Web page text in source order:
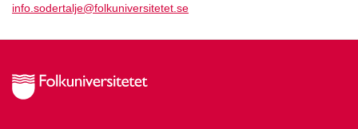
info.sodertalje@folkuniversitetet.se